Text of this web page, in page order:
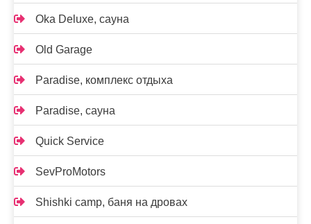
Oka Deluxe, сауна
Old Garage
Paradise, комплекс отдыха
Paradise, сауна
Quick Service
SevProMotors
Shishki camp, баня на дровах